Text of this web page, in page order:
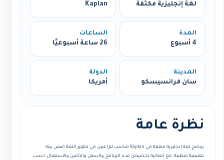
لغة إنجليزية مكثفة
Kaplan
المدة
4 أسبوع
الساعات
26 ساعة أسبوعيًا
المدينة
سان فرانسيسكو
الدولة
أمريكا
نظرة عامة
برنامج لغة إنجليزية مكثفة في Kaplan مناسب للراغبين في تطوير اللغة ضمن بيئة
تعليمية منظمة، مع إمكانية تخصيص مدة البرنامج والسكن والتأمين والاستقبال حسب